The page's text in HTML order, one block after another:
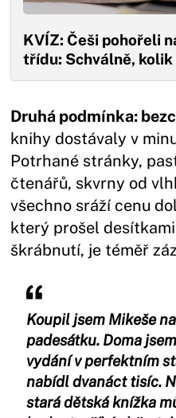
KVÍZ: Češi pohořeli
třídu: Schválně,
Druhá podmínka:
knihy dostávaly v
Potrhané stránky,
čtenářů, skvrny od
všechno sráží cenu
který prošel
škrábnutí, je téměř
Koupil jsem Mikeše
padesátku. Doma
vydání v perfektním
nabídl dvanáct tisíc.
stará dětská knížka